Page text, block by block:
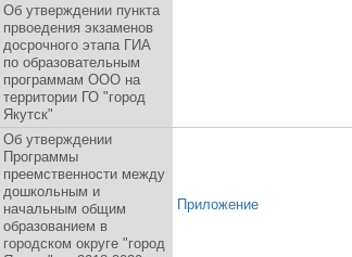
Об утверждении пункта
првоедения экзаменов
досрочного этапа ГИА
по образовательным
программам ООО на
территории ГО "город
Якутск"
Об утверждении
Программы
преемственности между
дошкольным и
начальным общим
образованием в
городском округе "город
Приложение